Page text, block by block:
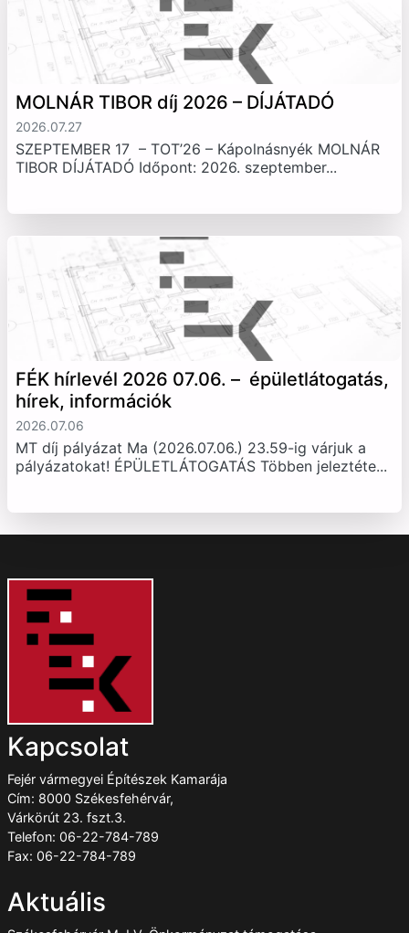
MOLNÁR TIBOR díj 2026 – DÍJÁTADÓ
2026.07.27
SZEPTEMBER 17 – TOT’26 – Kápolnásnyék MOLNÁR
TIBOR DÍJÁTADÓ Időpont: 2026. szeptember...
FÉK hírlevél 2026 07.06. – épületlátogatás,
hírek, információk
2026.07.06
MT díj pályázat Ma (2026.07.06.) 23.59-ig várjuk a
pályázatokat! ÉPÜLETLÁTOGATÁS Többen jeleztéte...
Kapcsolat
Fejér vármegyei Építészek Kamarája
Cím: 8000 Székesfehérvár,
Várkörút 23. fszt.3.
Telefon: 06-22-784-789
Fax: 06-22-784-789
Aktuális